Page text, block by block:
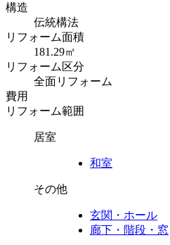
構造
伝統構法
リフォーム面積
181.29㎡
リフォーム区分
全面リフォーム
費用
リフォーム範囲
居室
和室
その他
玄関・ホール
廊下・階段・窓